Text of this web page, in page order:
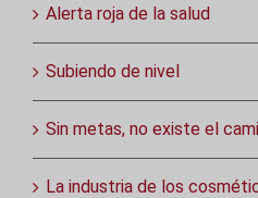
Alerta roja de la salud
Subiendo de nivel
Sin metas, no existe el
La industria de los